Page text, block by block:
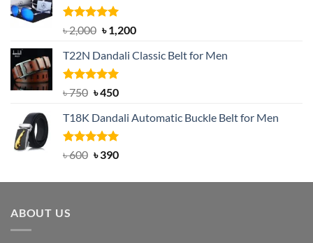
Rated5.00
out of 5
৳2,000 Original
was:
৳ 2,000.
৳1,200Current
is:
T22N Dandali Classic Belt for Men
Rated5.00
৳750 Original
was:
৳ 750.
৳450Current
is:
৳ 450.
T18K Dandali Automatic Buckle Belt for Men
Rated5.00
৳600 Original
was:
৳390Current
is:
ABOUT US